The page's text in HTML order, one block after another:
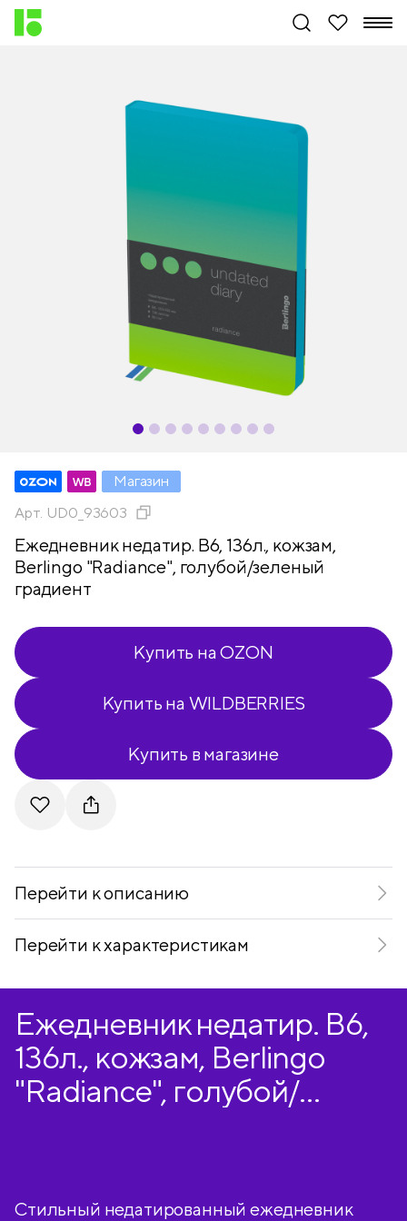
Магазин
Арт. UD0_93603
Ежедневник недатир. В6, 136л., кожзам,
Berlingo "Radiance", голубой/зеленый
градиент
Купить на OZON
Купить на WILDBERRIES
Купить в магазине
Перейти к описанию
Перейти к характеристикам
Ежедневник недатир. В6,
136л., кожзам, Berlingo
"Radiance", голубой/
Стильный недатированный ежедневник